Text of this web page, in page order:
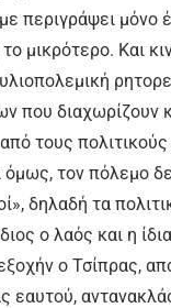
περιγράψει μόνο
μικρότερο. Και
που διαχωρίζουν
τους πολιτικούς
τον πόλεμο
δηλαδή τα
ο λαός και η
ο Τσίπρας,
εαυτού,